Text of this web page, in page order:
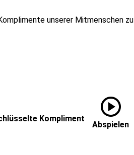
unserer Mitmenschen zu
Kompliment
play_circle
Abspielen